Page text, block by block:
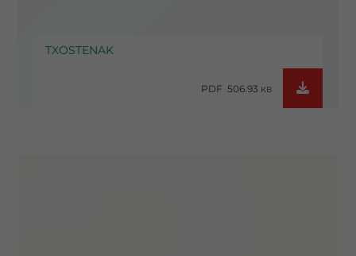
TXOSTENAK
PDF 506.93 KB